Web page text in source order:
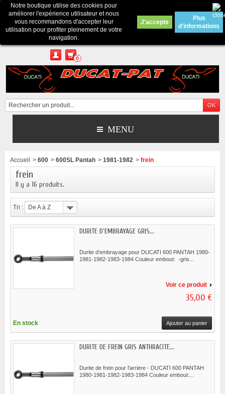
Contactez-nous
Appelez-nous au :Pour tous renseignements : merci d'envoyer un mail
depuis le formulaire de contact ou sur ducatpat25@gmail.com
0
MENU
Notre boutique utilise des cookies pour
améliorer l'expérience utilisateur et nous
vous recommandons d'accepter leur
utilisation pour profiter pleinement de votre
navigation.
J'accepte
Plus
d'informations
Accueil > 600 > 600SL Pantah > 1981-1982 > frein
frein
Il y a 16 produits.
Tri : De A à Z
DURITE D'EMBRAYAGE GRIS...
Durite d'embrayage pour DUCATI 600 PANTAH 1980-
1981-1982-1983-1984 Couleur embout: -gris...
Voir ce produit
35,00 €
En stock Ajouter au panier
DURITE DE FREIN GRIS ANTHRACITE...
Durite de frein pour l'arriere - DUCATI 600 PANTAH
1980-1981-1982-1983-1984 Couleur embout:...